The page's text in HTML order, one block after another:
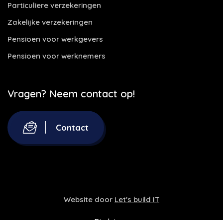
Particuliere verzekeringen
Zakelijke verzekeringen
Pensioen voor werkgevers
Pensioen voor werknemers
Vragen? Neem contact op!
Contact
Website door Let's build IT